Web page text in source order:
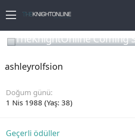
TheKnightOnline Coming
ashleyrolfsion
Doğum günü
1 Nis 1988 (Yaş: 38)
Geçerli ödüller